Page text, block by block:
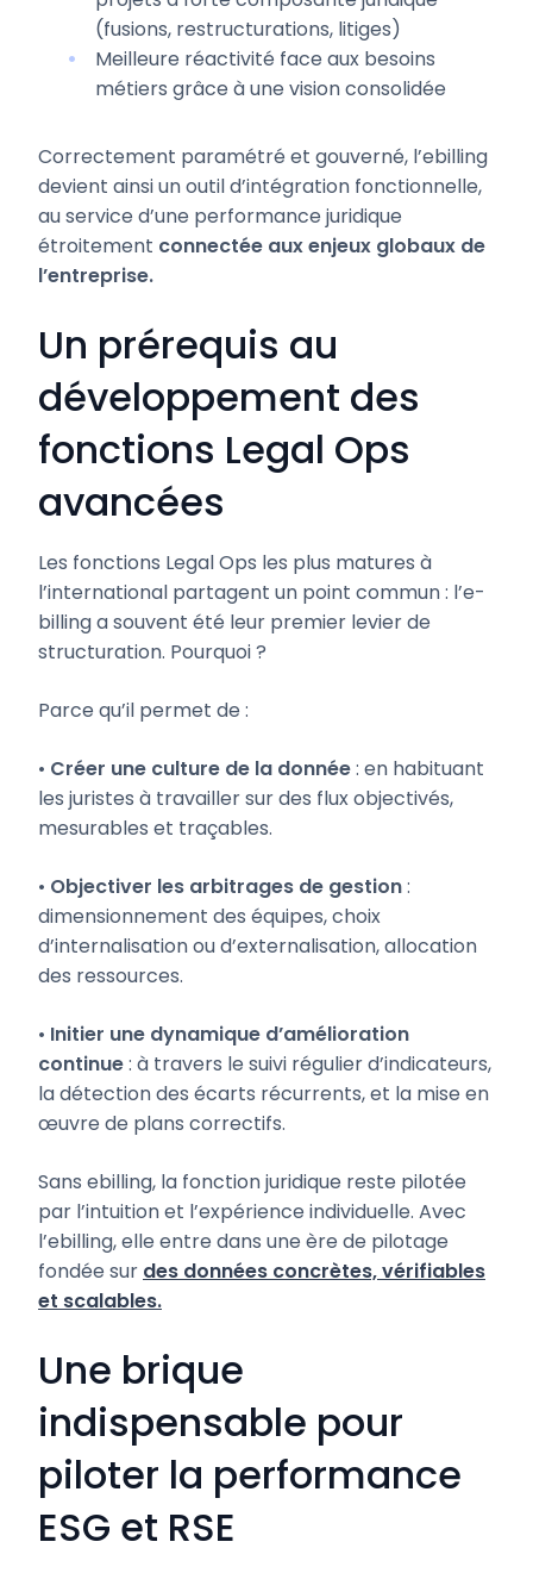
(fusions, restructurations, litiges)
Meilleure réactivité face aux besoins
métiers grâce à une vision consolidée
Correctement paramétré et gouverné, l’ebilling
devient ainsi un outil d’intégration fonctionnelle,
au service d’une performance juridique
étroitement connectée aux enjeux globaux de
l’entreprise.
Un prérequis au
développement des
fonctions Legal Ops
avancées
Les fonctions Legal Ops les plus matures à
l’international partagent un point commun : l’e-
billing a souvent été leur premier levier de
structuration. Pourquoi ?
Parce qu’il permet de :
• Créer une culture de la donnée: en habituant
les juristes à travailler sur des flux objectivés,
mesurables et traçables.
• Objectiver les arbitrages de gestion:
dimensionnement des équipes, choix
d’internalisation ou d’externalisation, allocation
des ressources.
• Initier une dynamique d’amélioration
continue: à travers le suivi régulier d’indicateurs,
la détection des écarts récurrents, et la mise en
œuvre de plans correctifs.
Sans ebilling, la fonction juridique reste pilotée
par l’intuition et l’expérience individuelle. Avec
l’ebilling, elle entre dans une ère de pilotage
fondée sur des données concrètes, vérifiables
et scalables.
Une brique
indispensable pour
piloter la performance
ESG et RSE